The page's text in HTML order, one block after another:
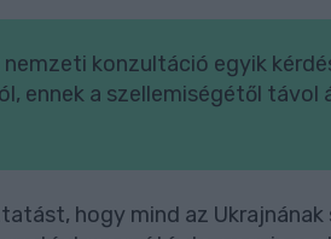
konzultáció egyik
ennek a szellemiségétől távol
hogy mind az Ukrajnának